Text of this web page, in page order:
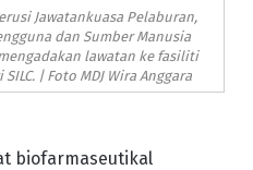
Jawatankuasa Pelaburan,
dan Sumber Manusia
lawatan ke fasiliti
| Foto MDJ Wira Anggara
biofarmaseutikal